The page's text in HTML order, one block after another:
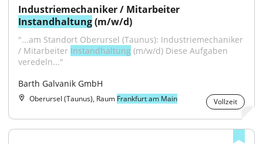
Instandhaltung (m/w/d)
"...am Standort Oberursel (Taunus): Industriemechaniker
/ Mitarbeiter Instandhaltung (m/w/d) Diese Aufgaben
veredeln..."
Barth Galvanik GmbH
Oberursel (Taunus), Raum Frankfurt am Main Vollzeit